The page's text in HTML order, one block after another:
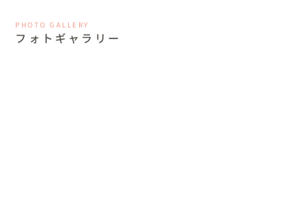
PHOTO GALLERY
フォトギャラリー